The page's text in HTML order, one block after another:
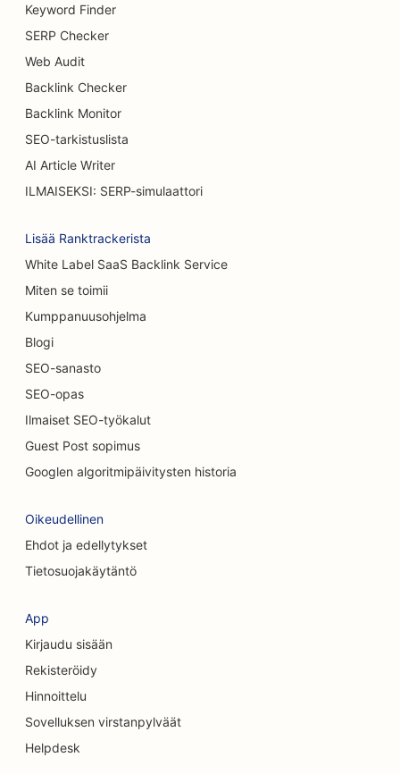
SEO hampurilaisautoille
SEO palovammakirurgeille
SEO kahviloille
SEO Kakkukaupoille
SEO matto &amp; lattia myymälöissä
SEO autopesuille
SEO autokauppiaille
SEO kissakahviloille
Kemiallisia kuorintapalveluja koskeva
hakukoneoptimointi
SEO vaatekaupoille
SEO kraniofaciaalisille kirurgeille
SEO kahviloille
SEO luottoyhteisöille
SEO konsulttiyrityksille
SEO Delisille
Keyword Finder
SERP Checker
Web Audit
Backlink Checker
Backlink Monitor
SEO-tarkistuslista
AI Article Writer
ILMAISEKSI: SERP-simulaattori
Lisää Ranktrackerista
White Label SaaS Backlink Service
Miten se toimii
Kumppanuusohjelma
Blogi
SEO-sanasto
SEO-opas
Ilmaiset SEO-työkalut
Guest Post sopimus
Googlen algoritmipäivitysten historia
Oikeudellinen
Ehdot ja edellytykset
Tietosuojakäytäntö
App
Kirjaudu sisään
Rekisteröidy
Hinnoittelu
Sovelluksen virstanpylväät
Helpdesk